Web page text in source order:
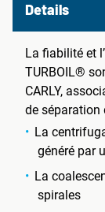
Details
La fiabilité et
TURBOIL®
CARLY,
de séparation
La
généré par
La
spirales